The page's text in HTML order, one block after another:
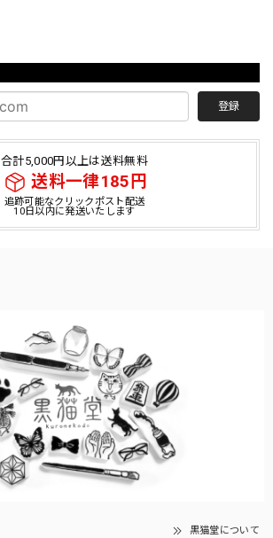
登録
合計5,000円以上は送料無料
送料一律185円
追跡可能なクリックポスト配送
10日以内に発送いたします
黒猫堂について